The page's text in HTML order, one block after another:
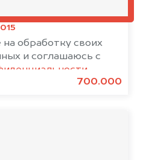
700.000
обработку своих
и соглашаюсь с